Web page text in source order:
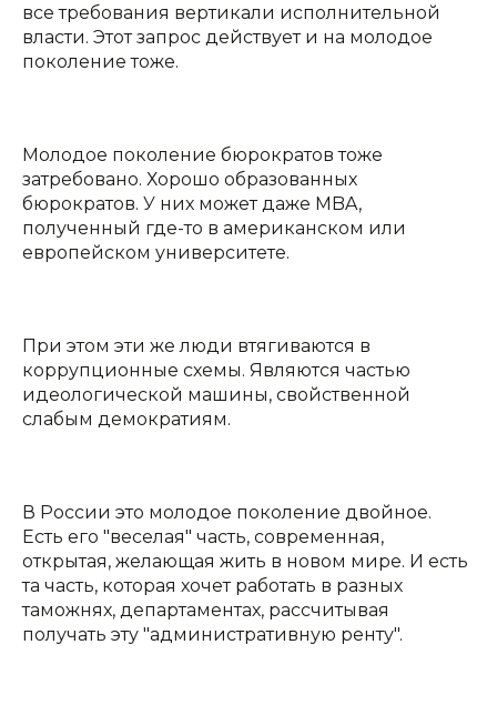
все требования вертикали исполнительной
власти. Этот запрос действует и на молодое
поколение тоже.
Молодое поколение бюрократов тоже
затребовано. Хорошо образованных
бюрократов. У них может даже MBA,
полученный где-то в американском или
европейском университете.
При этом эти же люди втягиваются в
коррупционные схемы. Являются частью
идеологической машины, свойственной
слабым демократиям.
В России это молодое поколение двойное.
Есть его "веселая" часть, современная,
открытая, желающая жить в новом мире. И есть
та часть, которая хочет работать в разных
таможнях, департаментах, рассчитывая
получать эту "административную ренту".